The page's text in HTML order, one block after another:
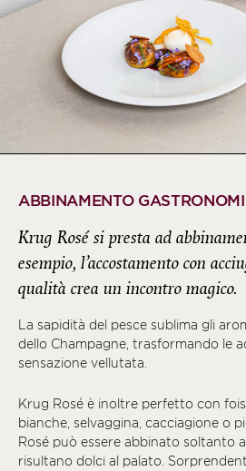
ABBINAMENTO
Krug Rosé si presta ad
esempio, l’accostamento con
qualità crea un incontro magico.
La sapidità del pesce sublima gli
dello Champagne, trasformando le
sensazione vellutata.
Krug Rosé è inoltre perfetto con
bianche, selvaggina, cacciagione o
Rosé può essere abbinato soltanto
risultano dolci al palato.